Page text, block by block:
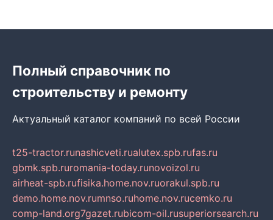
Полный справочник по
строительству и ремонту
Актуальный каталог компаний по всей России
t25-tractor.runashicveti.rualutex.spb.rufas.ru
gbmk.spb.ruromania-today.runovoizol.ru
airheat-spb.rufisika.home.nov.ruorakul.spb.ru
demo.home.nov.rumnso.ruhome.nov.rucemko.ru
comp-land.org7gazet.rubicom-oil.rusuperiorsearch.ru